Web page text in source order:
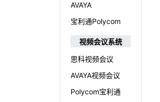
AVAYA
宝利通Polycom
视频会议系统
思科视频会议
AVAYA视频会议
Polycom宝利通